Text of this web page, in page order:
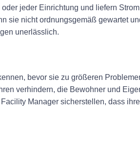
jeder Einrichtung und liefern
nicht ordnungsgemäß gewartet
unerlässlich.
bevor sie zu größeren
verhindern, die Bewohner und
Manager sicherstellen, dass